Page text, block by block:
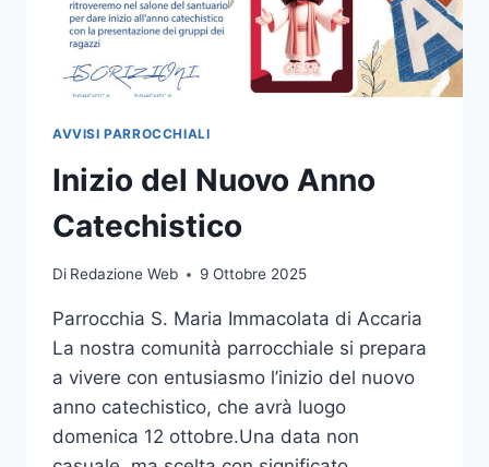
AVVISI PARROCCHIALI
Inizio del Nuovo Anno
Catechistico
Di Redazione Web 9 Ottobre 2025
Parrocchia S. Maria Immacolata di Accaria
La nostra comunità parrocchiale si prepara
a vivere con entusiasmo l’inizio del nuovo
anno catechistico, che avrà luogo
domenica 12 ottobre.Una data non